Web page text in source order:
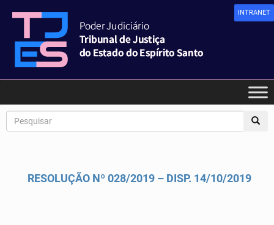
INTRANET
RESOLUÇÃO Nº 028/2019 – DISP. 14/10/2019